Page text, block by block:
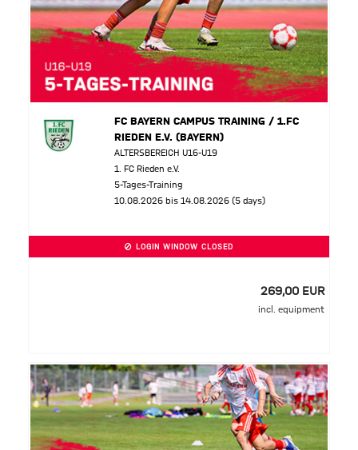
FC BAYERN CAMPUS TRAINING / 1.FC
RIEDEN E.V. (BAYERN)
ALTERSBEREICH U16-U19
1. FC Rieden e.V.
5-Tages-Training
10.08.2026 bis 14.08.2026 (5 days)
LOGIN WINDOW CLOSED
269,00 EUR
incl. equipment